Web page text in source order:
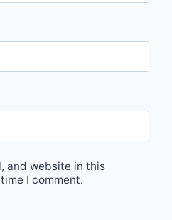
and website in this
I comment.